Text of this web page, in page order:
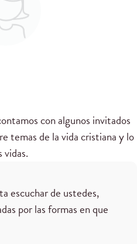
con algunos invitados
temas de la vida cristiana y lo
vidas.
escuchar de ustedes,
por las formas en que